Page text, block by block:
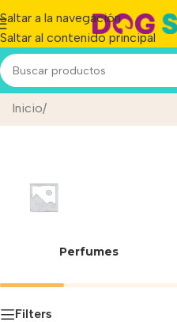
Saltar a la navegación
Saltar al contenido principal
Removedor
Inicio/
Perfumes
Filters